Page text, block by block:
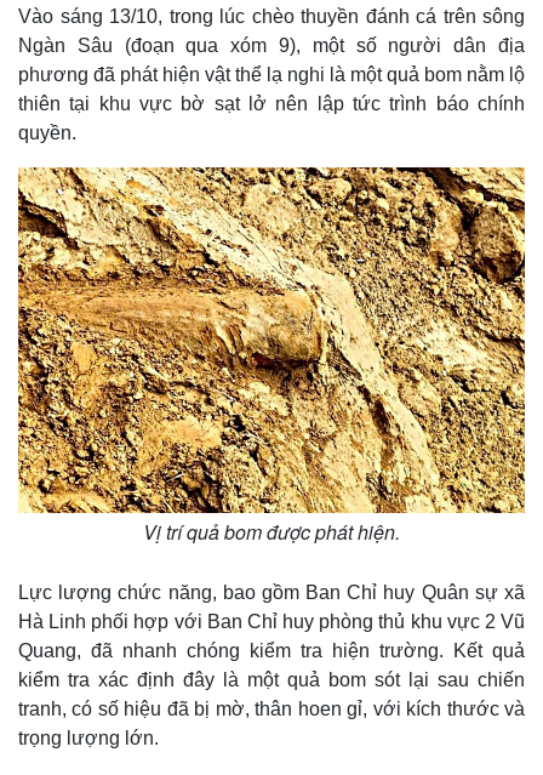
Vào sáng 13/10, trong lúc chèo thuyền đánh cá trên sông
Ngàn Sâu (đoạn qua xóm 9), một số người dân địa
phương đã phát hiện vật thể lạ nghi là một quả bom nằm lộ
thiên tại khu vực bờ sạt lở nên lập tức trình báo chính
quyền.
Vị trí quả bom được phát hiện.
Lực lượng chức năng, bao gồm Ban Chỉ huy Quân sự xã
Hà Linh phối hợp với Ban Chỉ huy phòng thủ khu vực 2 Vũ
Quang, đã nhanh chóng kiểm tra hiện trường. Kết quả
kiểm tra xác định đây là một quả bom sót lại sau chiến
tranh, có số hiệu đã bị mờ, thân hoen gỉ, với kích thước và
trọng lượng lớn.